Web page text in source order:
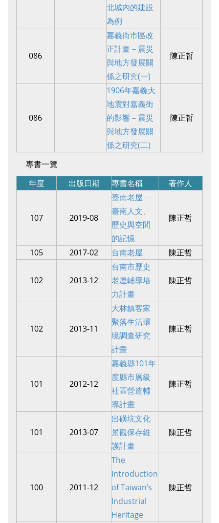
北城內的建設
為例
086
嘉義街市區改
正計畫－震災
與地方發展關
係之研究(一)
陳正哲
086
1906年嘉義大
地震對嘉義街
的影響－震災
與地方發展關
係之研究(二)
陳正哲
專書一覽
年度
出版日期 專書名稱 著作人
107 2019-08
臺南老屋－
臺南人文、
歷史與空間
的記憶
陳正哲
105 2017-02 台南老屋 陳正哲
102 2013-12
台南市歷史
老屋輔導培
力計畫
陳正哲
102 2013-11
大林鎮客家
聚落生活環
境調查研究
計畫
陳正哲
101 2012-12
嘉義縣101年
度縣市層級
社區營造輔
導計畫
陳正哲
101 2013-07
出磺坑文化
景觀保存維
護計畫
陳正哲
100 2011-12
The
Introduction
of Taiwan’s
Industrial
Heritage
陳正哲